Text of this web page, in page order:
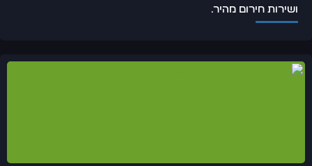
ושירות חירום מהיר.